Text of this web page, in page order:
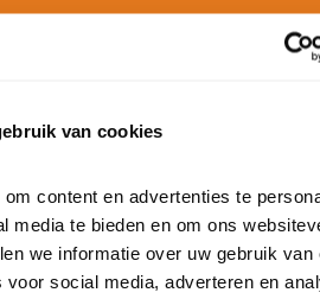
van cookies
content en advertenties te
media te bieden en om ons
we informatie over uw gebruik van
social media, adverteren en
, met prachtige
aan groot en klein nieuws, over
meer.Word liden ontvang